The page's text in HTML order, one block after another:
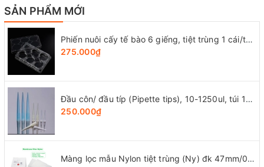
SẢN PHẨM MỚI
Phiến nuôi cấy tế bào 6 giếng, tiệt trùng 1 cái/túi (Cell Culture Plates), mã 07-6006, Biologix-USA
275.000₫
Đầu côn/ đầu típ (Pipette tips), 10-1250ul, túi 1000 cái, hãng LabSelect
250.000₫
Màng lọc mẫu Nylon tiệt trùng (Ny) đk 47mm/0.22µm-0.45µm, 4x25 chiếc/hộp, hãng Biosharp